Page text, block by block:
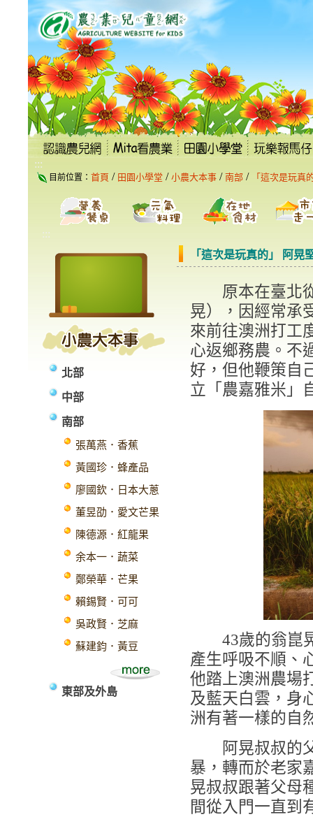
跳
到
主
要
內
容
區
塊
:::
目前位置： 首頁 / 田園小學堂 / 小農大本事 / 南部 / 「這次是玩真
:::
北部
中部
南部
張萬燕．香蕉
黃國珍．蜂產品
廖國欽．日本大蔥
董昱劭．愛文芒果
陳德源．紅龍果
余本一．蔬菜
鄭榮華．芒果
賴錫賢．可可
吳政賢．芝麻
蘇建鈞．黃豆
東部及外島
「這次是玩真的」 阿晃
原本在臺北從
晃），因經常承
來前往澳洲打工
心返鄉務農。不
好，但他鞭策自
立「農嘉雅米」
43歲的翁崑晃
產生呼吸不順、
他踏上澳洲農場
及藍天白雲，身
洲有著一樣的自
阿晃叔叔的父
暴，轉而於老家
晃叔叔跟著父母
間從入門一直到